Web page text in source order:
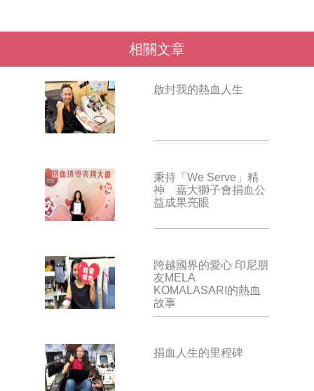
相關文章
啟封我的熱血人生
秉持「We Serve」精
神 嘉大獅子會捐血公
益成果亮眼
跨越國界的愛心 印尼朋
友MELA
KOMALASARI的熱血
故事
捐血人生的里程碑